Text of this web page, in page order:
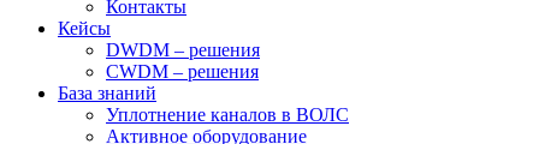
Контакты
Кейсы
DWDM – решения
CWDM – решения
База знаний
Уплотнение каналов в ВОЛС
Активное оборудование